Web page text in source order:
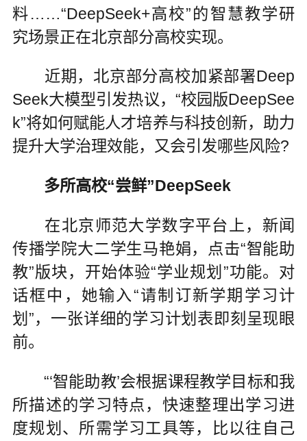
料……“DeepSeek+高校”的智慧教学研
究场景正在北京部分高校实现。
近期，北京部分高校加紧部署Deep
Seek大模型引发热议，“校园版DeepSee
k”将如何赋能人才培养与科技创新，助力
提升大学治理效能，又会引发哪些风险?
多所高校“尝鲜”DeepSeek
在北京师范大学数字平台上，新闻
传播学院大二学生马艳娟，点击“智能助
教”版块，开始体验“学业规划”功能。对
话框中，她输入“请制订新学期学习计
划”，一张详细的学习计划表即刻呈现眼
前。
“‘智能助教’会根据课程教学目标和我
所描述的学习特点，快速整理出学习进
度规划、所需学习工具等，比以往自己